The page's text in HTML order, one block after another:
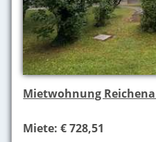
Mietwohnung
Miete: € 728,51